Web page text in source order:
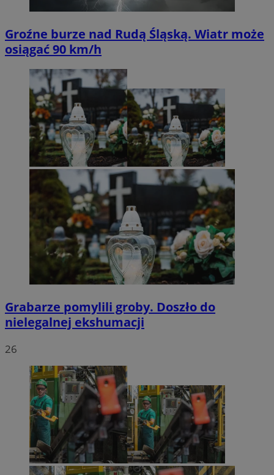
Groźne burze nad Rudą Śląską. Wiatr może
osiągać 90 km/h
Grabarze pomylili groby. Doszło do
nielegalnej ekshumacji
26